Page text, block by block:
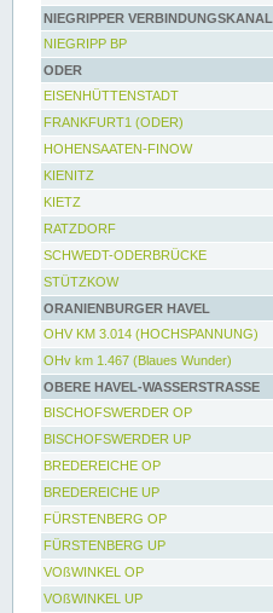
NIEGRIPPER VERBINDUNGSKANAL
NIEGRIPP BP
ODER
EISENHÜTTENSTADT
FRANKFURT1 (ODER)
HOHENSAATEN-FINOW
KIENITZ
KIETZ
RATZDORF
SCHWEDT-ODERBRÜCKE
STÜTZKOW
ORANIENBURGER HAVEL
OHV KM 3.014 (HOCHSPANNUNG)
OHv km 1.467 (Blaues Wunder)
OBERE HAVEL-WASSERSTRASSE
BISCHOFSWERDER OP
BISCHOFSWERDER UP
BREDEREICHE OP
BREDEREICHE UP
FÜRSTENBERG OP
FÜRSTENBERG UP
VOßWINKEL OP
VOßWINKEL UP